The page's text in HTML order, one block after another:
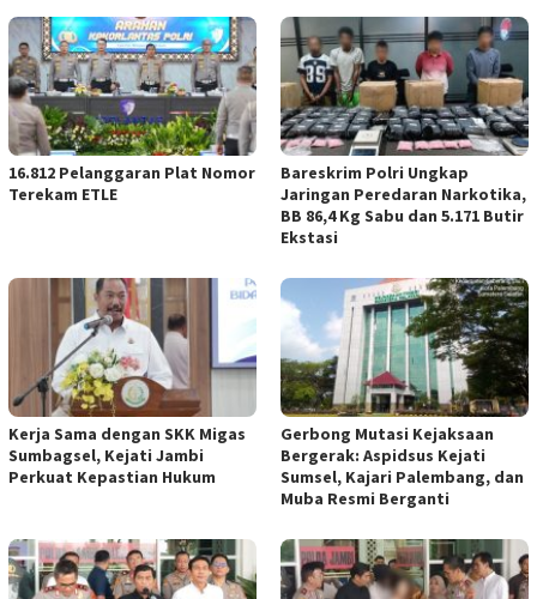
16.812 Pelanggaran Plat Nomor
Terekam ETLE
Bareskrim Polri Ungkap
Jaringan Peredaran Narkotika,
BB 86,4 Kg Sabu dan 5.171 Butir
Ekstasi
Kerja Sama dengan SKK Migas
Sumbagsel, Kejati Jambi
Perkuat Kepastian Hukum
Gerbong Mutasi Kejaksaan
Bergerak: Aspidsus Kejati
Sumsel, Kajari Palembang, dan
Muba Resmi Berganti